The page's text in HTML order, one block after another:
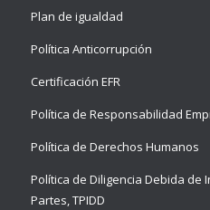
Plan de igualdad
Política Anticorrupción
Certificación EFR
Política de Responsabilidad
Política de Derechos Humanos
Política de Diligencia Debida de
Partes, TPIDD